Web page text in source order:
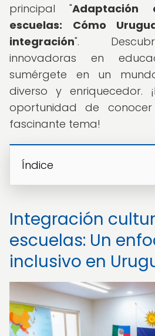
principal "
escuelas: Cómo
integración".
innovadoras en
sumérgete en un
diverso y enriquecedor.
oportunidad de
fascinante tema!
Índice
Integración
escuelas: Un
inclusivo en